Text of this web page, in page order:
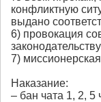
конфликтную
выдано
6) провокация
7)
Наказание:
– бан чата 1, 2, 5